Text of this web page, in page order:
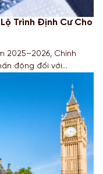
Trình Định Cư Cho
2025–2026, Chính
động đối với
từ 50 xuống còn